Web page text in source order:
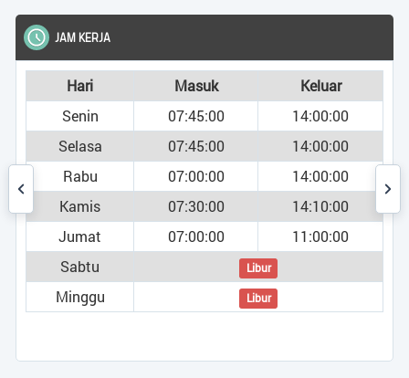
JAM KERJA
Hari Masuk
Keluar
Senin
07:45:00
14:00:00
Selasa
07:45:00
14:00:00
Rabu
07:00:00
14:00:00
Kamis
07:30:00
14:10:00
Jumat
07:00:00
11:00:00
Sabtu
Libur
Minggu Libur
)